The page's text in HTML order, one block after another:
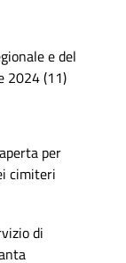
e del
2024 (11)
per
cimiteri
di